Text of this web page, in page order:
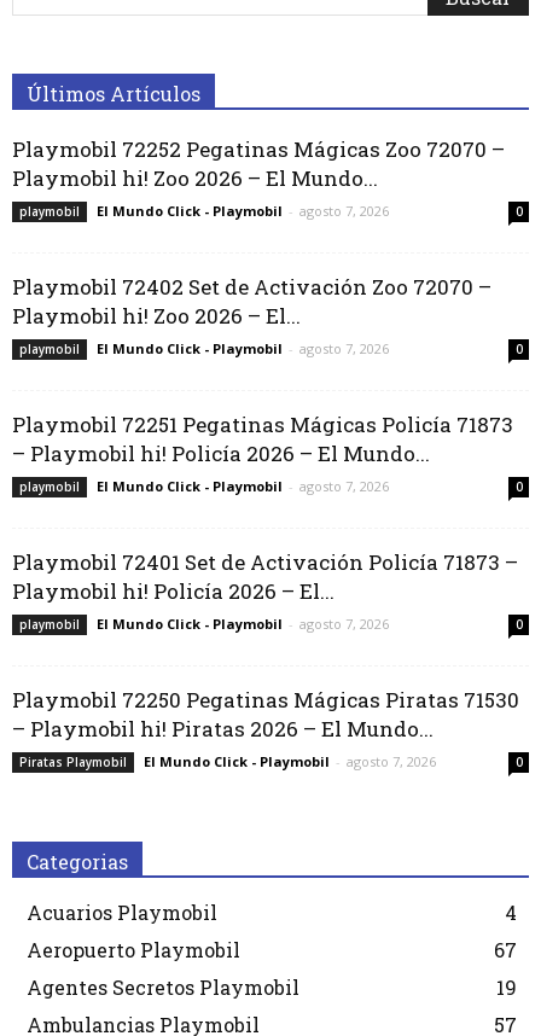
Últimos Artículos
Playmobil 72252 Pegatinas Mágicas Zoo 72070 –
Playmobil hi! Zoo 2026 – El Mundo...
playmobil El Mundo Click - Playmobil - agosto 7, 2026 0
Playmobil 72402 Set de Activación Zoo 72070 –
Playmobil hi! Zoo 2026 – El...
playmobil El Mundo Click - Playmobil - agosto 7, 2026 0
Playmobil 72251 Pegatinas Mágicas Policía 71873
– Playmobil hi! Policía 2026 – El Mundo...
playmobil El Mundo Click - Playmobil - agosto 7, 2026 0
Playmobil 72401 Set de Activación Policía 71873 –
Playmobil hi! Policía 2026 – El...
playmobil El Mundo Click - Playmobil - agosto 7, 2026 0
Playmobil 72250 Pegatinas Mágicas Piratas 71530
– Playmobil hi! Piratas 2026 – El Mundo...
Piratas Playmobil El Mundo Click - Playmobil - agosto 7, 2026 0
Categorias
Acuarios Playmobil
4
Aeropuerto Playmobil
67
Agentes Secretos Playmobil
19
Ambulancias Playmobil
57